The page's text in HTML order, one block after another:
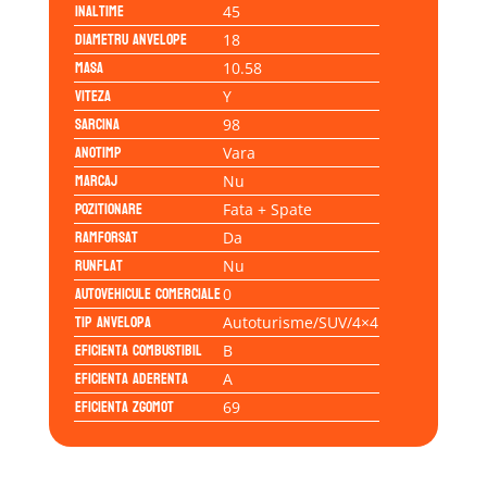
Inaltime 45
Diametru anvelope 18
Masa 10.58
Viteza Y
Sarcina 98
Anotimp Vara
Marcaj Nu
Pozitionare Fata + Spate
Ramforsat Da
Runflat Nu
Autovehicule comerciale0
Tip anvelopa Autoturisme/SUV/4×4
Eficienta Combustibil B
Eficienta Aderenta A
Eficienta Zgomot 69